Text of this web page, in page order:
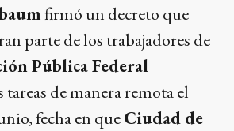
firmó un decreto que
parte de los trabajadores de
Pública Federal
tareas de manera remota el
fecha en queCiudad de